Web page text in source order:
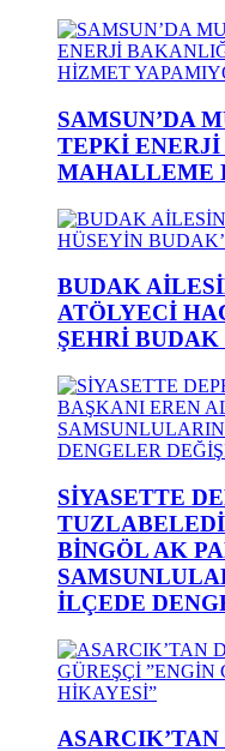
SAMSUN’DA
TEPKİ
MAHALLEME
BUDAK
ATÖLYECİ
ŞEHRİ
SİYASETTE
BİNGÖL AK
İLÇEDE
ASARCIK’TAN